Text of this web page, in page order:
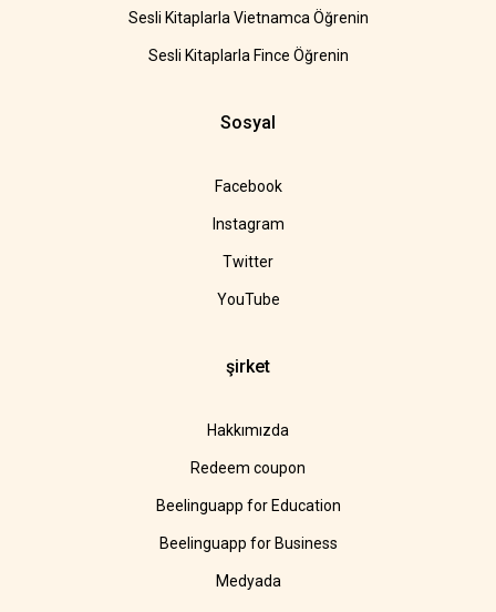
Sesli Kitaplarla Vietnamca Öğrenin
Sesli Kitaplarla Fince Öğrenin
Sosyal
Facebook
Instagram
Twitter
YouTube
şirket
Hakkımızda
Redeem coupon
Beelinguapp for Education
Beelinguapp for Business
Medyada